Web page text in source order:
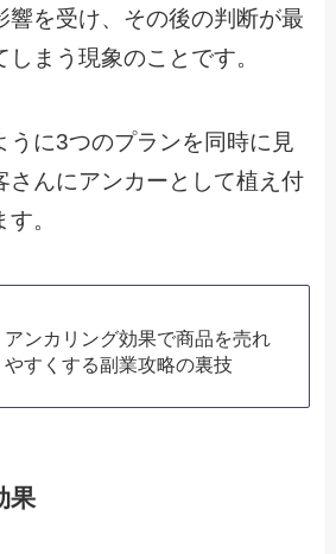
響を受け、その後の判断が最
まう現象のことです。
うに3つのプランを同時に見
さんにアンカーとして植え付
。
アンカリング効果で商品を売れ
やすくする副業攻略の裏技
果